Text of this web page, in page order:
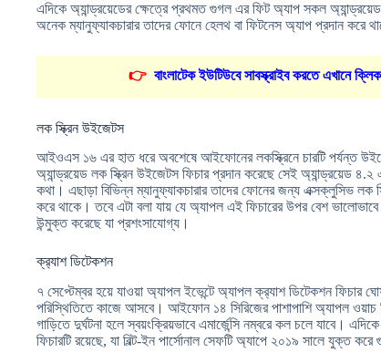
এদিকে অ্যান্ড্রয়েডের ক্ষেত্রে প্রথমত গুগল এর ফিট অ্যাপ সকল
অনেক ম্যানুফ্যাকচারার তাদের ফোনে হেলথ বা ফিটনেস অ্যাপ প্রদান করে
👉 বাংলাটেক ইউটিউবে সাবস্ক্রাইব করতে এখানে
লক স্ক্রিন উইজেটস
আইওএস ১৬ এর হাত ধরে অবশেষে আইফোনের লকস্ক্রিনে চারটি পর্যন্ত
অ্যান্ড্রয়েড লক স্ক্রিন উইজেটস ফিচার প্রদান করেছে সেই অ্যান্ড্রয়েড
কথা। এছাড়া বিভিন্ন ম্যানুফ্যাকচারার তাদের ফোনের জন্য এক্সক্লুসিভ লক
করে থাকে। তবে এটা বলা যায় যে অ্যাপল এই ফিচারের উপর বেশ
উন্মুক্ত করেছে যা প্রশংসাযোগ্য।
ক্র‍্যাশ ডিটেকশন
৭ সেপ্টেম্বর হয়ে যাওয়া অ্যাপল ইভেন্টে অ্যাপল ক্র‍্যাশ ডিটেকশন ফিচার
পরিস্থিতিতে কাজে আসবে। আইফোন ১৪ সিরিজের পাশাপাশি অ্যাপল
গাড়িতে দুর্ঘটনা হলে স্বয়ংক্রিয়ভাবে এমার্জেন্সি নম্বরে কল চলে যাবে।
ফিচারটি রয়েছে, যা বিল্ট-ইন পার্সোনাল সেফটি অ্যাপে ২০১৯ সালে যুক্ত